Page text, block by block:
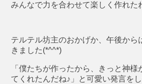
みんなで力を合わせて楽しく作れた
テルテル坊主のおかげか、午後から
きました(*^^*)
「僕たちが作ったから、きっと神様
てくれたんだね♪」と可愛い発言を